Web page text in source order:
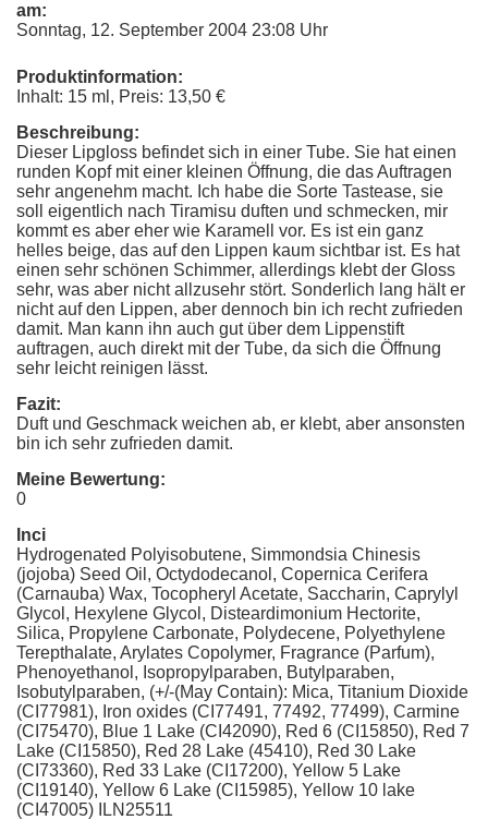
am:
Sonntag, 12. September 2004 23:08 Uhr
Produktinformation:
Inhalt: 15 ml, Preis: 13,50 €
Beschreibung:
Dieser Lipgloss befindet sich in einer Tube. Sie hat einen
runden Kopf mit einer kleinen Öffnung, die das Auftragen
sehr angenehm macht. Ich habe die Sorte Tastease, sie
soll eigentlich nach Tiramisu duften und schmecken, mir
kommt es aber eher wie Karamell vor. Es ist ein ganz
helles beige, das auf den Lippen kaum sichtbar ist. Es hat
einen sehr schönen Schimmer, allerdings klebt der Gloss
sehr, was aber nicht allzusehr stört. Sonderlich lang hält er
nicht auf den Lippen, aber dennoch bin ich recht zufrieden
damit. Man kann ihn auch gut über dem Lippenstift
auftragen, auch direkt mit der Tube, da sich die Öffnung
sehr leicht reinigen lässt.
Fazit:
Duft und Geschmack weichen ab, er klebt, aber ansonsten
bin ich sehr zufrieden damit.
Meine Bewertung:
0
Inci
Hydrogenated Polyisobutene, Simmondsia Chinesis
(jojoba) Seed Oil, Octydodecanol, Copernica Cerifera
(Carnauba) Wax, Tocopheryl Acetate, Saccharin, Caprylyl
Glycol, Hexylene Glycol, Disteardimonium Hectorite,
Silica, Propylene Carbonate, Polydecene, Polyethylene
Terepthalate, Arylates Copolymer, Fragrance (Parfum),
Phenoyethanol, Isopropylparaben, Butylparaben,
Isobutylparaben, (+/-(May Contain): Mica, Titanium Dioxide
(CI77981), Iron oxides (CI77491, 77492, 77499), Carmine
(CI75470), Blue 1 Lake (CI42090), Red 6 (CI15850), Red 7
Lake (CI15850), Red 28 Lake (45410), Red 30 Lake
(CI73360), Red 33 Lake (CI17200), Yellow 5 Lake
(CI19140), Yellow 6 Lake (CI15985), Yellow 10 lake
(CI47005) ILN25511